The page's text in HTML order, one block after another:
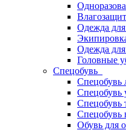
Одежда
Одежда
Головные
Спецобувь
Спецобувь
Спецобувь
Спецобувь
Спецобувь
Обувь для